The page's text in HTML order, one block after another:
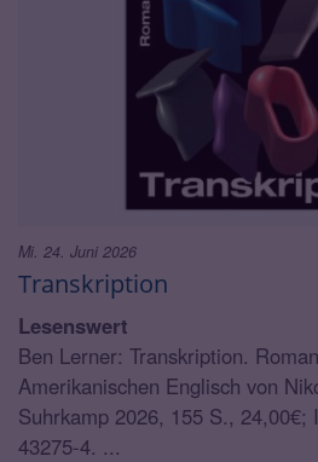
Transkription
Mi. 24. Juni 2026
Lesenswert
Ben Lerner: Transkription.
Amerikanischen Englisch von
Suhrkamp 2026, 155 S., 24,00€;
43275-4. ...